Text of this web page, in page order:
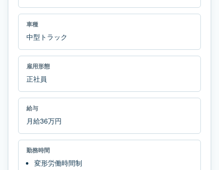
車種
中型トラック
雇用形態
正社員
給与
月給36万円
勤務時間
変形労働時間制